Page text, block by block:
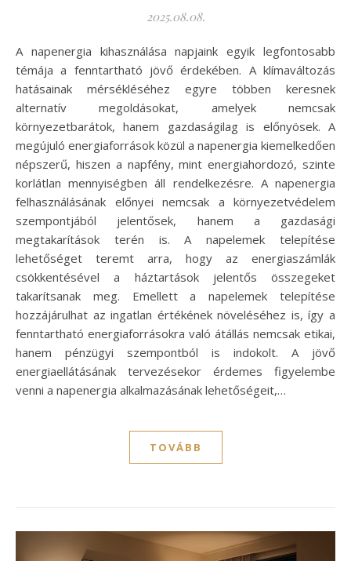
2025.08.08.
A napenergia kihasználása napjaink egyik legfontosabb
témája a fenntartható jövő érdekében. A klímaváltozás
hatásainak mérsékléséhez egyre többen keresnek
alternatív megoldásokat, amelyek nemcsak
környezetbarátok, hanem gazdaságilag is előnyösek. A
megújuló energiaforrások közül a napenergia kiemelkedően
népszerű, hiszen a napfény, mint energiahordozó, szinte
korlátlan mennyiségben áll rendelkezésre. A napenergia
felhasználásának előnyei nemcsak a környezetvédelem
szempontjából jelentősek, hanem a gazdasági
megtakarítások terén is. A napelemek telepítése
lehetőséget teremt arra, hogy az energiaszámlák
csökkentésével a háztartások jelentős összegeket
takarítsanak meg. Emellett a napelemek telepítése
hozzájárulhat az ingatlan értékének növeléséhez is, így a
fenntartható energiaforrásokra való átállás nemcsak etikai,
hanem pénzügyi szempontból is indokolt. A jövő
energiaellátásának tervezésekor érdemes figyelembe
venni a napenergia alkalmazásának lehetőségeit,…
TOVÁBB